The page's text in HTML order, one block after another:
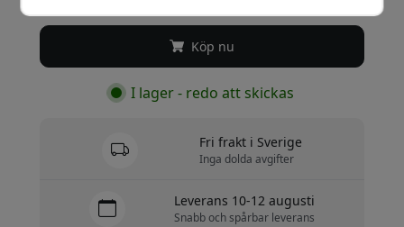
Köp nu
I lager - redo att skickas
Fri frakt i Sverige
Inga dolda avgifter
Leverans 10-12 augusti
Snabb och spårbar leverans